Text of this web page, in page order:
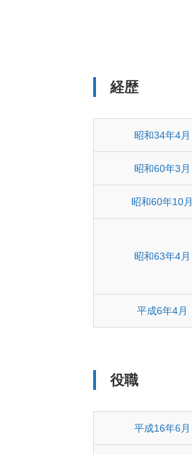
経歴
昭和34年4月
昭和60年3月
昭和60年10月
昭和63年4月
平成6年4月
役職
平成16年6月